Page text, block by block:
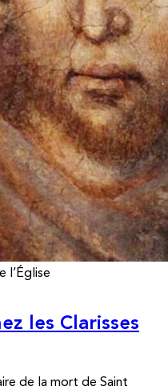
l’Église
les Clarisses
de la mort de Saint